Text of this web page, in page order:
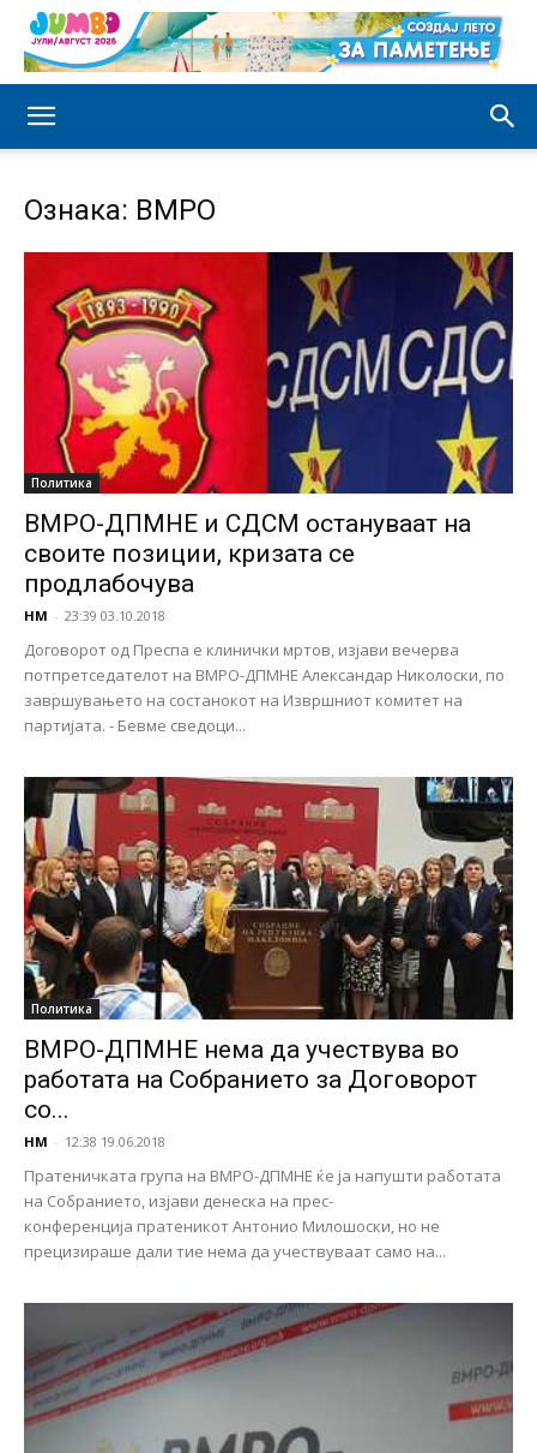
Ознака: ВМРО
Политика
ВМРО-ДПМНЕ и СДСМ остануваат на
своите позиции, кризата се
продлабочува
НМ - 23:39 03.10.2018
Договорот од Преспа е клинички мртов, изјави вечерва
потпретседателот на ВМРО-ДПМНЕ Александар Николоски, по
завршувањето на состанокот на Извршниот комитет на
партијата. - Бевме сведоци...
Политика
ВМРО-ДПМНЕ нема да учествува во
работата на Собранието за Договорот
со...
НМ - 12:38 19.06.2018
Пратеничката група на ВМРО-ДПМНЕ ќе ја напушти работата
на Собранието, изјави денеска на прес-
конференција пратеникот Антонио Милошоски, но не
прецизираше дали тие нема да учествуваат само на...